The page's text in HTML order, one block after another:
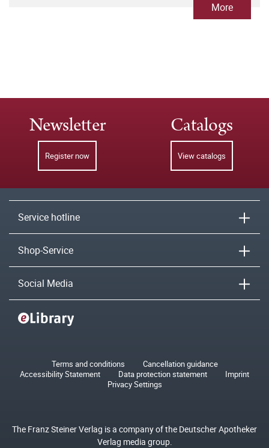
More
Newsletter
Register now
Catalogs
View catalogs
Service hotline
Shop-Service
Social Media
Terms and conditions
Cancellation guidance
Accessibility Statement
Data protection statement
Imprint
Privacy Settings
The Franz Steiner Verlag is a company of the Deutscher Apotheker
Verlag media group.